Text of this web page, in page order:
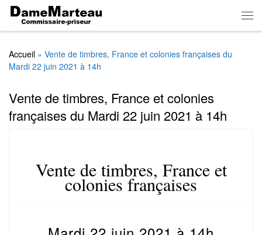
Skip to content
Accueil » Vente de timbres, France et colonies françaises du
Mardi 22 juin 2021 à 14h
Vente de timbres, France et colonies
françaises du Mardi 22 juin 2021 à 14h
Vente de timbres, France et
colonies françaises